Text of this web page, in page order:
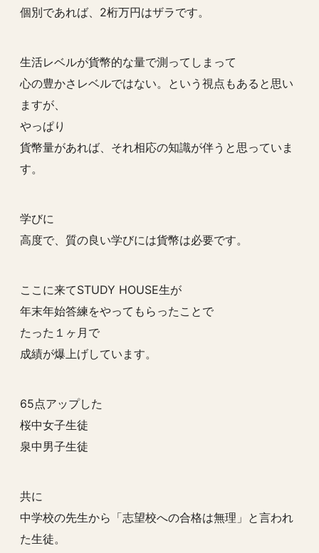
個別であれば、2桁万円はザラです。
生活レベルが貨幣的な量で測ってしまって
心の豊かさレベルではない。という視点もあると思い
ますが、
やっぱり
貨幣量があれば、それ相応の知識が伴うと思っていま
す。
学びに
高度で、質の良い学びには貨幣は必要です。
ここに来てSTUDY HOUSE生が
年末年始答練をやってもらったことで
たった１ヶ月で
成績が爆上げしています。
65点アップした
桜中女子生徒
泉中男子生徒
共に
中学校の先生から「志望校への合格は無理」と言われ
た生徒。